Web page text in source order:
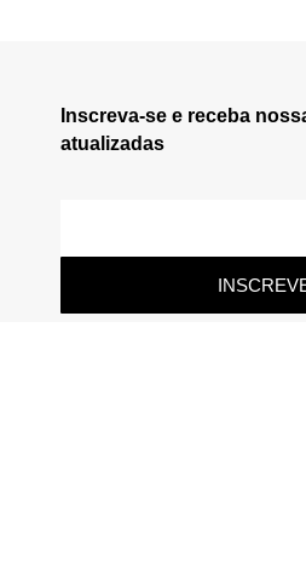
Inscreva-se e receba
atualizadas